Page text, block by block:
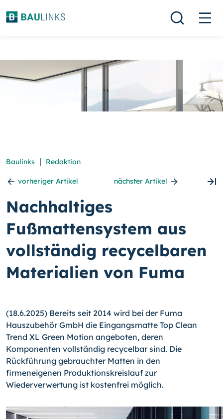
Baulinks | Redaktion
vorheriger Artikel nächster Artikel
Nachhaltiges
Fußmattensystem aus
vollständig recycelbaren
Materialien von Fuma
(18.6.2025) Bereits seit 2014 wird bei der Fuma
Hauszubehör GmbH die Eingangsmatte Top Clean
Trend XL Green Motion angeboten, deren
Komponenten vollständig recycelbar sind. Die
Rückführung gebrauchter Matten in den
firmeneigenen Produktionskreislauf zur
Wiederverwertung ist kostenfrei möglich.